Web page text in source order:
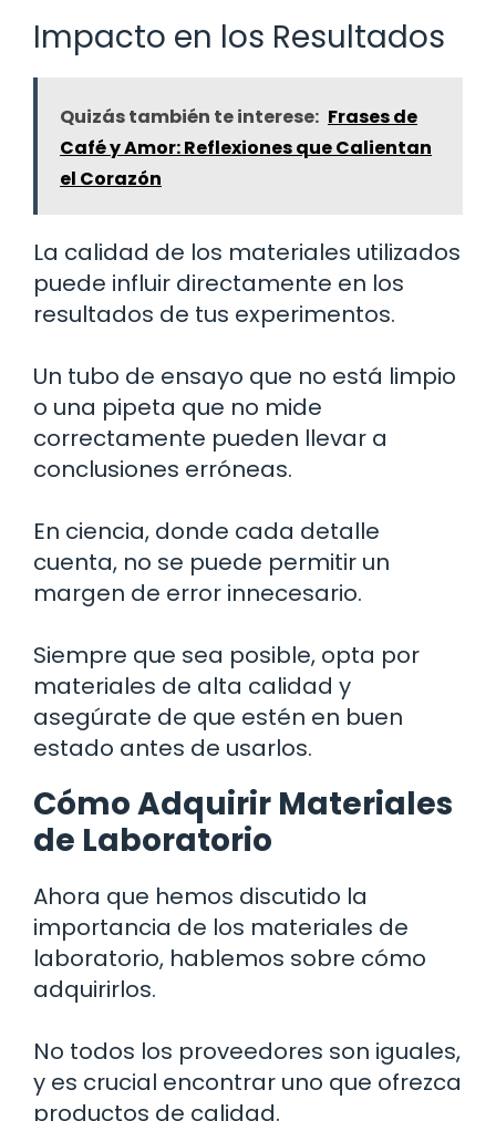
Impacto en los Resultados
Quizás también te interese: Frases de
Café y Amor: Reflexiones que Calientan
el Corazón
La calidad de los materiales utilizados
puede influir directamente en los
resultados de tus experimentos.
Un tubo de ensayo que no está limpio
o una pipeta que no mide
correctamente pueden llevar a
conclusiones erróneas.
En ciencia, donde cada detalle
cuenta, no se puede permitir un
margen de error innecesario.
Siempre que sea posible, opta por
materiales de alta calidad y
asegúrate de que estén en buen
estado antes de usarlos.
Cómo Adquirir Materiales
de Laboratorio
Ahora que hemos discutido la
importancia de los materiales de
laboratorio, hablemos sobre cómo
adquirirlos.
No todos los proveedores son iguales,
y es crucial encontrar uno que ofrezca
productos de calidad.